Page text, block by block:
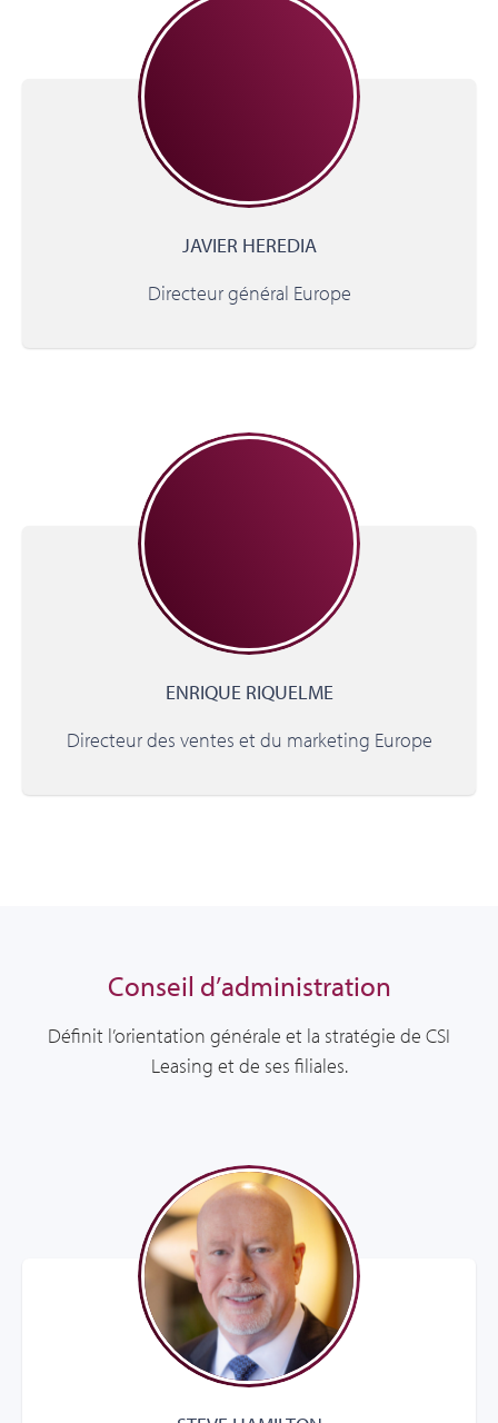
JAVIER HEREDIA
Directeur général Europe
ENRIQUE RIQUELME
Directeur des ventes et du marketing Europe
Conseil d’administration
Définit l’orientation générale et la stratégie de CSI
Leasing et de ses filiales.